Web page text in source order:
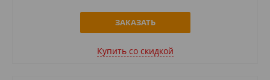
ЗАКАЗАТЬ
Купить cо скидкой